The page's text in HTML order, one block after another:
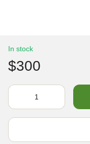
In stock
$300